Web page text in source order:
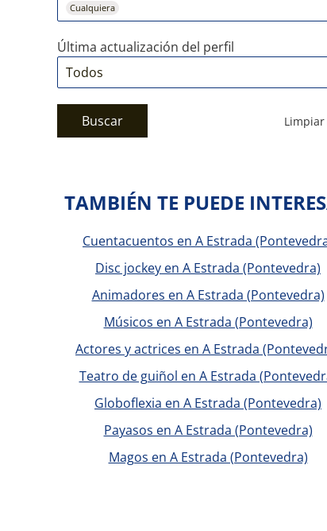
Cualquiera
Última actualización del perfil
Buscar
TAMBIÉN TE PUEDE
Cuentacuentos en A Estrada
Disc jockey en A Estrada (Pontevedra)
Animadores en A Estrada (Pontevedra)
Músicos en A Estrada (Pontevedra)
Actores y actrices en A Estrada
Teatro de guiñol en A Estrada
Globoflexia en A Estrada (Pontevedra)
Payasos en A Estrada (Pontevedra)
Magos en A Estrada (Pontevedra)